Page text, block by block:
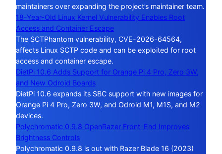
maintainers over expanding the project’s maintainer team.
18-Year-Old Linux Kernel Vulnerability Enables Root
Access and Container Escape
The SCTPhantom vulnerability, CVE-2026-64564,
affects Linux SCTP code and can be exploited for root
access and container escape.
DietPi 10.6 Adds Support for Orange Pi 4 Pro, Zero 3W,
and New Odroid Boards
DietPi 10.6 expands its SBC support with new images for
Orange Pi 4 Pro, Zero 3W, and Odroid M1, M1S, and M2
devices.
Polychromatic 0.9.8 OpenRazer Front-End Improves
Brightness Controls
Polychromatic 0.9.8 is out with Razer Blade 16 (2023)